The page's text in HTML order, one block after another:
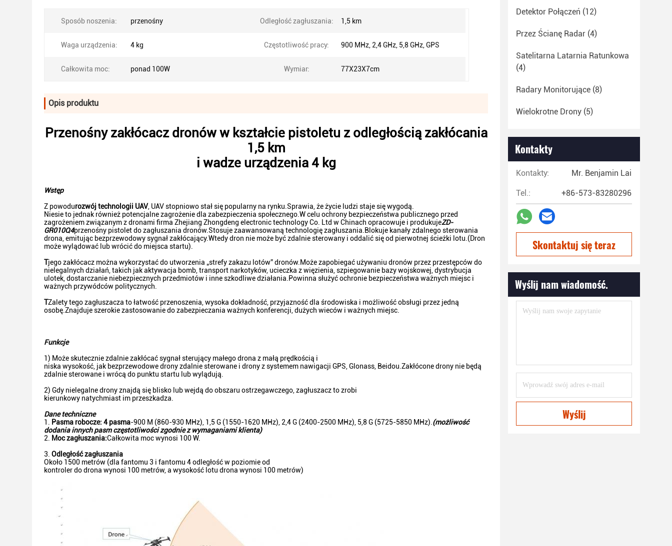
Sposób noszenia: przenośny Odległość zagłuszania: 1,5 km
Waga urządzenia: 4 kg Częstotliwość pracy: 900 MHz, 2,4 GHz, 5,8 GHz, GPS
Całkowita moc: ponad 100W Wymiar: 77X23X7cm
Opis produktu
Przenośny zakłócacz dronów w kształcie pistoletu z odległością zakłócania
1,5 km
i wadze urządzenia 4 kg
Wstęp
Z powodurozwój technologii UAV , UAV stopniowo stał się popularny na rynku.Sprawia, że ​​życie ludzi staje się wygodą.
Niesie to jednak również potencjalne zagrożenie dla zabezpieczenia społecznego.W celu ochrony bezpieczeństwa publicznego przed
zagrożeniem związanym z dronami firma Zhejiang Zhongdeng electronic technology Co. Ltd w Chinach opracowuje i produkujeZD-
GR010Q4przenośny pistolet do zagłuszania dronów.Stosuje zaawansowaną technologię zagłuszania.Blokuje kanały zdalnego sterowania
drona, emitując bezprzewodowy sygnał zakłócający.Wtedy dron nie może być zdalnie sterowany i oddalić się od pierwotnej ścieżki lotu.(Dron
może wylądować lub wrócić do miejsca startu).
Tjego zakłócacz można wykorzystać do utworzenia „strefy zakazu lotów” dronów.Może zapobiegać używaniu dronów przez przestępców do
nielegalnych działań, takich jak aktywacja bomb, transport narkotyków, ucieczka z więzienia, szpiegowanie bazy wojskowej, dystrybucja
ulotek, dostarczanie niebezpiecznych przedmiotów i inne szkodliwe działania.Powinna służyć ochronie bezpieczeństwa ważnych miejsc i
ważnych przywódców politycznych.
TZalety tego zagłuszacza to łatwość przenoszenia, wysoka dokładność, przyjazność dla środowiska i możliwość obsługi przez jedną
osobę.Znajduje szerokie zastosowanie do zabezpieczania ważnych konferencji, dużych wieców i ważnych miejsc.
Funkcje
1) Może skutecznie zdalnie zakłócać sygnał sterujący małego drona z małą prędkością i
niska wysokość, jak bezprzewodowe drony zdalnie sterowane i drony z systemem nawigacji GPS, Glonass, Beidou.Zakłócone drony nie będą
zdalnie sterowane i wrócą do punktu startu lub wylądują.
2) Gdy nielegalne drony znajdą się blisko lub wejdą do obszaru ostrzegawczego, zagłuszacz to zrobi
kierunkowy natychmiast im przeszkadza.
Dane techniczne
Pasma robocze: 4 pasma-900 M (860-930 MHz), 1,5 G (1550-1620 MHz), 2,4 G (2400-2500 MHz), 5,8 G (5725-5850 MHz).(możliwość
dodania innych pasm częstotliwości zgodnie z wymaganiami klienta)
Moc zagłuszania:Całkowita moc wynosi 100 W.
Odległość zagłuszania
Około 1500 metrów (dla fantomu 3 i fantomu 4 odległość w poziomie od
kontroler do drona wynosi 100 metrów, a wysokość lotu drona wynosi 100 metrów)
Detektor Połączeń (12)
Przez Ścianę Radar (4)
Satelitarna Latarnia Ratunkowa
(4)
Radary Monitorujące (8)
Wielokrotne Drony (5)
Kontakty
Kontakty: Mr. Benjamin Lai
Tel.: +86-573-83280296
Skontaktuj się teraz
Wyślij nam wiadomość.
Wyślij